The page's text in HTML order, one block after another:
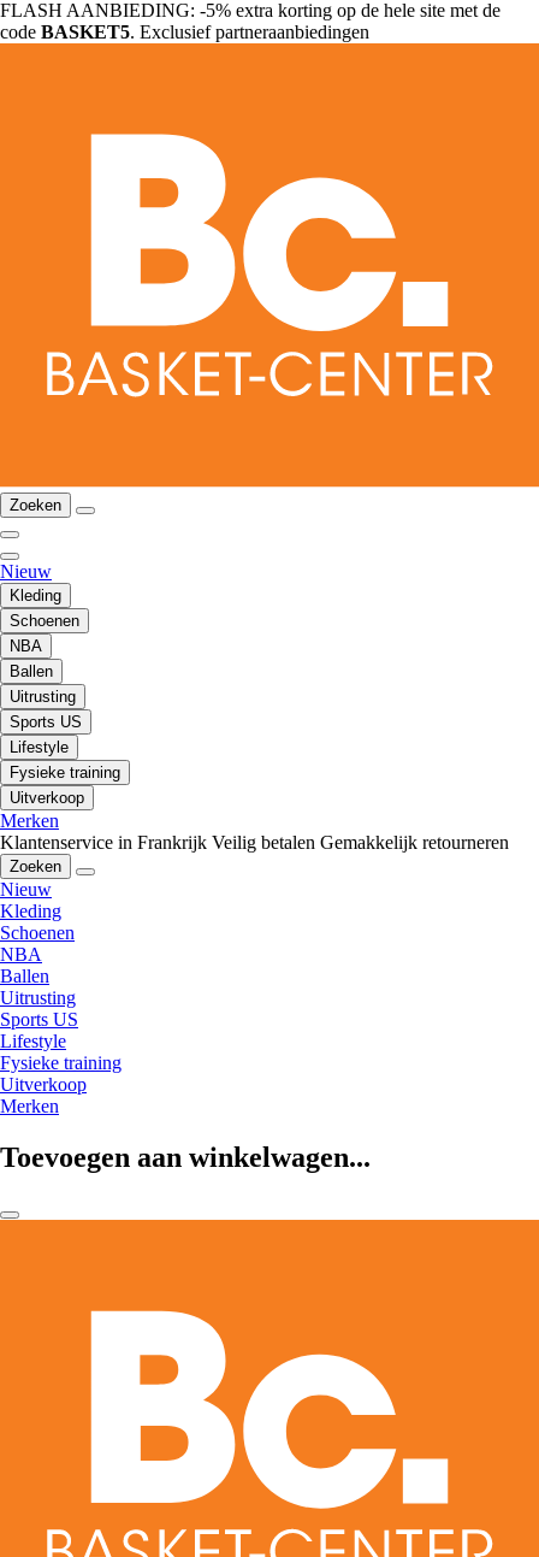
FLASH AANBIEDING: -5% extra korting op de hele site met de
code BASKET5. Exclusief partneraanbiedingen
Zoeken
Nieuw
Kleding
Schoenen
NBA
Ballen
Uitrusting
Sports US
Lifestyle
Fysieke training
Uitverkoop
Merken
Klantenservice in Frankrijk Veilig betalen Gemakkelijk retourneren
Zoeken
Nieuw
Kleding
Schoenen
NBA
Ballen
Uitrusting
Sports US
Lifestyle
Fysieke training
Uitverkoop
Merken
Toevoegen aan winkelwagen...